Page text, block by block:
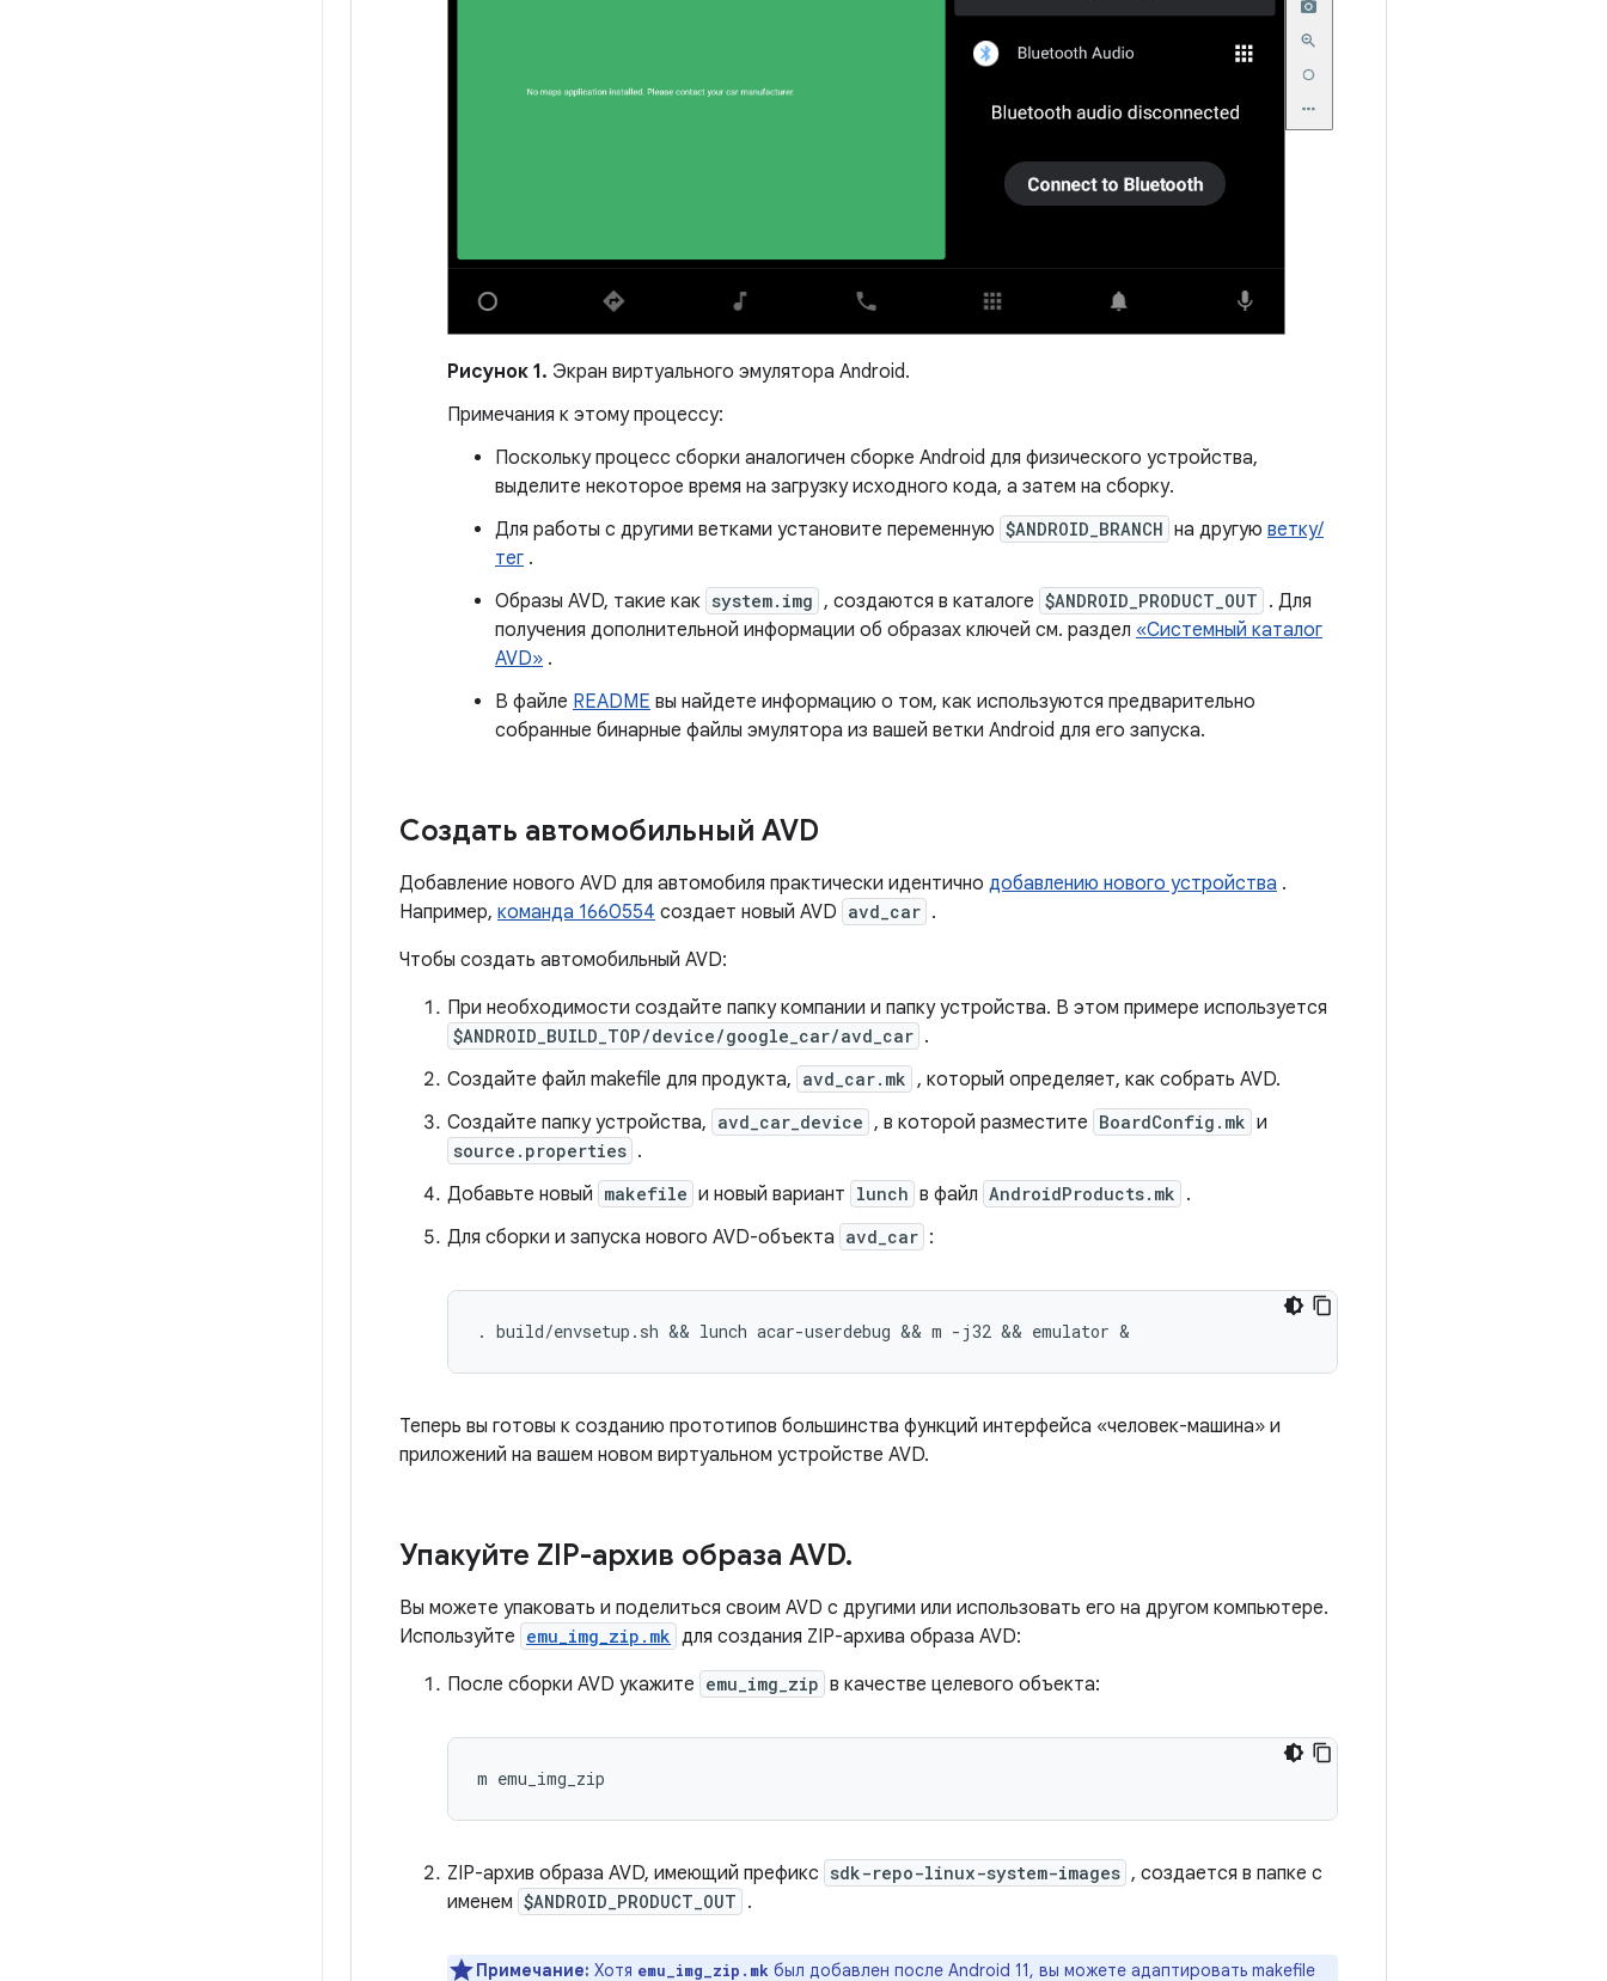
Рисунок 1. Экран виртуального эмулятора Android.
Примечания к этому процессу:
Поскольку процесс сборки аналогичен сборке Android для физического устройства,
выделите некоторое время на загрузку исходного кода, а затем на сборку.
Для работы с другими ветками установите переменную $ANDROID_BRANCH на другую ветку/
тег .
Образы AVD, такие как system.img , создаются в каталоге $ANDROID_PRODUCT_OUT . Для
получения дополнительной информации об образах ключей см. раздел «Системный каталог
AVD» .
В файле README вы найдете информацию о том, как используются предварительно
собранные бинарные файлы эмулятора из вашей ветки Android для его запуска.
Создать автомобильный AVD
Добавление нового AVD для автомобиля практически идентично добавлению нового устройства .
Например, команда 1660554 создает новый AVD avd_car .
Чтобы создать автомобильный AVD:
При необходимости создайте папку компании и папку устройства. В этом примере используется
$ANDROID_BUILD_TOP/device/google_car/avd_car .
Создайте файл makefile для продукта, avd_car.mk , который определяет, как собрать AVD.
Создайте папку устройства, avd_car_device , в которой разместите BoardConfig.mk и
source.properties .
Добавьте новый makefile и новый вариант lunch в файл AndroidProducts.mk .
Для сборки и запуска нового AVD-объекта avd_car :
. build/envsetup.sh && lunch acar-userdebug && m -j32 && emulator &
Теперь вы готовы к созданию прототипов большинства функций интерфейса «человек-машина» и
приложений на вашем новом виртуальном устройстве AVD.
Упакуйте ZIP-архив образа AVD.
Вы можете упаковать и поделиться своим AVD с другими или использовать его на другом компьютере.
Используйте emu_img_zip.mk для создания ZIP-архива образа AVD:
После сборки AVD укажите emu_img_zip в качестве целевого объекта:
m emu_img_zip
ZIP-архив образа AVD, имеющий префикс sdk-repo-linux-system-images , создается в папке с
именем $ANDROID_PRODUCT_OUT .
Примечание: Хотя emu_img_zip.mk был добавлен после Android 11, вы можете адаптировать makefile